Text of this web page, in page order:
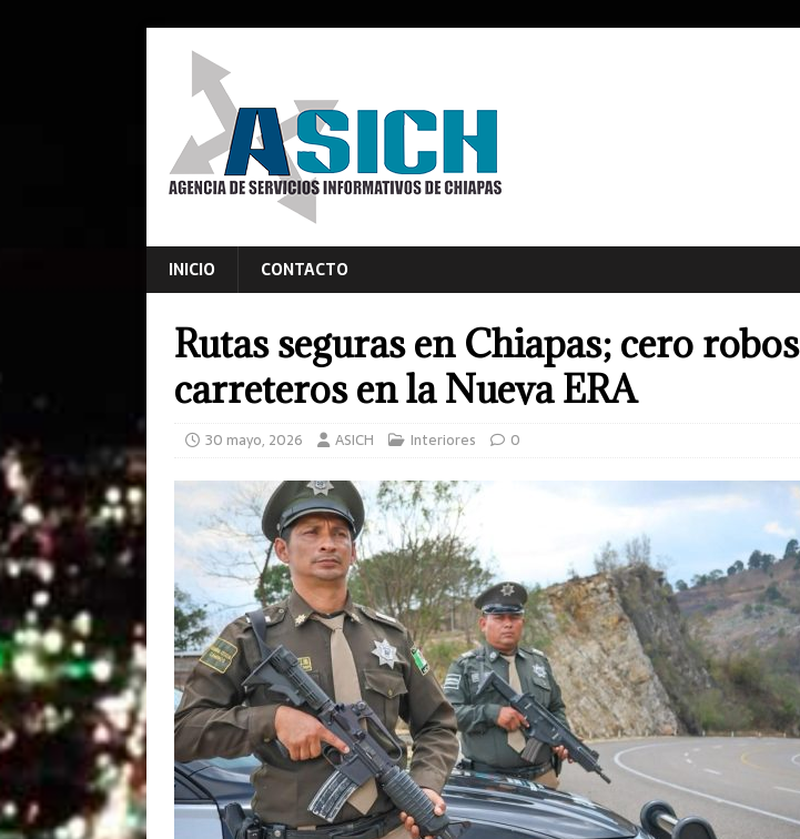
INICIO CONTACTO
Rutas seguras en Chiapas; cero robos
carreteros en la Nueva ERA
30 mayo, 2026 ASICH Interiores 0